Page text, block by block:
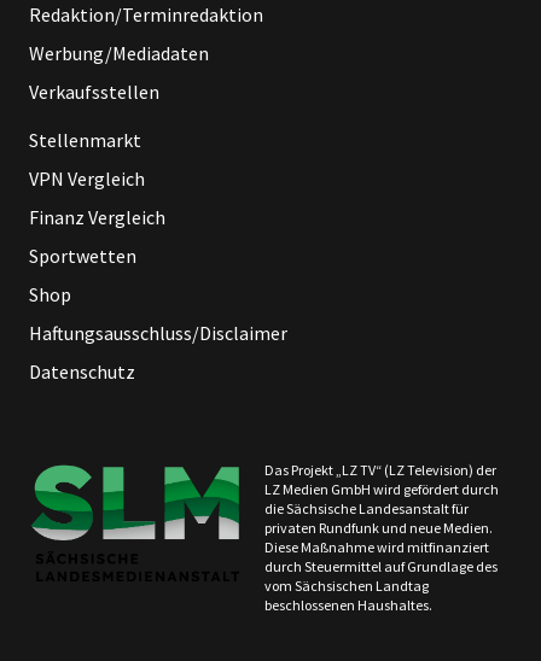
Redaktion/Terminredaktion
Werbung/Mediadaten
Verkaufsstellen
Stellenmarkt
VPN Vergleich
Finanz Vergleich
Sportwetten
Shop
Haftungsausschluss/Disclaimer
Datenschutz
Das Projekt „LZ TV“ (LZ Television) der
LZ Medien GmbH wird gefördert durch
die Sächsische Landesanstalt für
privaten Rundfunk und neue Medien.
Diese Maßnahme wird mitfinanziert
durch Steuermittel auf Grundlage des
vom Sächsischen Landtag
beschlossenen Haushaltes.